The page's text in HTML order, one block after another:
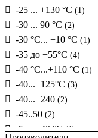
-25 ... +130 °C (1)
-30 ... 90 °C (2)
-30 °С... +10 °С (1)
-35 до +55°C (4)
-40 °С...+110 °С (1)
-40...+125°С (3)
-40...+240 (2)
-45..50 (2)
-5 ... +40 °C (1)